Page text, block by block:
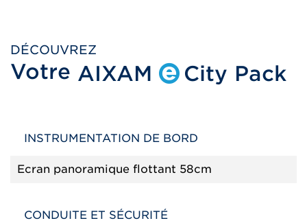
DÉCOUVREZ
Votre AIXAM City Pack
INSTRUMENTATION DE BORD
Ecran panoramique flottant 58cm
CONDUITE ET SÉCURITÉ